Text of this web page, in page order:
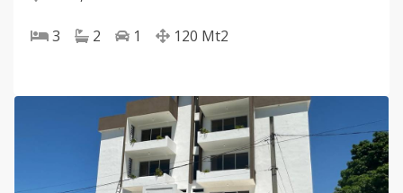
3 2 1 120 Mt2